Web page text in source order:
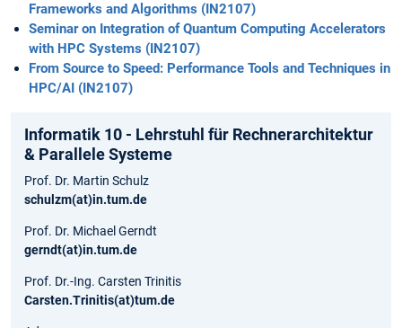
Frameworks and Algorithms (IN2107)
Seminar on Integration of Quantum Computing Accelerators
with HPC Systems (IN2107)
From Source to Speed: Performance Tools and Techniques in
HPC/AI (IN2107)
Informatik 10 - Lehrstuhl für Rechnerarchitektur
& Parallele Systeme
Prof. Dr. Martin Schulz
schulzm(at)in.tum.de
Prof. Dr. Michael Gerndt
gerndt(at)in.tum.de
Prof. Dr.-Ing. Carsten Trinitis
Carsten.Trinitis(at)tum.de